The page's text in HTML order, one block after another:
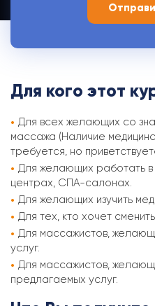
Для кого этот
Для всех желающих со
массажа (Наличие
требуется, но
Для желающих работать
центрах, СПА-салонах.
Для желающих изучить
Для тех, кто хочет
Для массажистов,
услуг.
Для массажистов,
предлагаемых услуг.